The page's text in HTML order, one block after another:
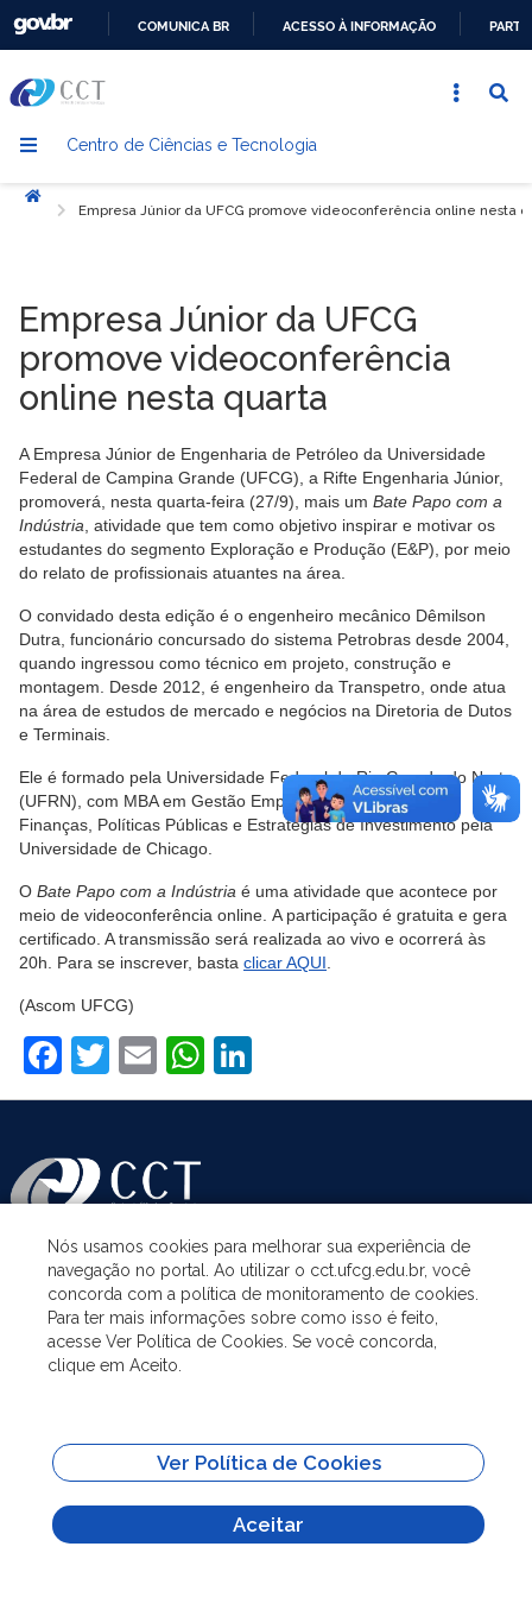
CONTEÚDO
COMUNICA BR ACESSO À INFORMAÇÃO
Centro de Ciências e Tecnologia
Início
Empresa Júnior da UFCG promove videoconferência online nesta
Empresa Júnior da UFCG
promove videoconferência
online nesta quarta
A Empresa Júnior de Engenharia de Petróleo da Universidade
Federal de Campina Grande (UFCG), a Rifte Engenharia Júnior,
promoverá, nesta quarta-feira (27/9), mais um Bate Papo com a
Indústria atividade que tem como objetivo inspirar e motivar os
estudantes do segmento Exploração e Produção (E&P), por meio
do relato de profissionais atuantes na área.
O convidado desta edição é o engenheiro mecânico Dêmilson
Dutra, funcionário concursado do sistema Petrobras desde 2004,
quando ingressou como técnico em projeto, construção e
montagem. Desde 2012, é engenheiro da Transpetro, onde atua
na área de estudos de mercado e negócios na Diretoria de Dutos
e Terminais.
Ele é formado pela Universidade Federal do Rio Grande do Norte
(UFRN), com MBA em Gestão Empresarial pela FGV e em
Finanças, Políticas Públicas e Estratégias de Investimento pela
Universidade de Chicago.
O Bate Papo com a Indústria é uma atividade que acontece por
meio de videoconferência online. A participação é gratuita e gera
certificado. A transmissão será realizada ao vivo e ocorrerá às
20h. Para se inscrever, basta clicar AQUI
(Ascom UFCG)
Facebook
Twitter
EmailWhatsApp
ASSUNTOS
ACESSO À INFORMAÇÃO
SITES IMPORTANTES
Nós usamos cookies para melhorar sua experiência de
navegação no portal. Ao utilizar o cct.ufcg.edu.br, você
concorda com a política de monitoramento de cookies.
Para ter mais informações sobre como isso é feito,
acesse Ver Política de Cookies. Se você concorda,
clique em Aceito.
Ver Política de Cookies
Aceitar